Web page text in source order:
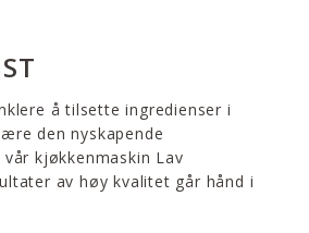
å tilsette ingredienser i
den nyskapende
kjøkkenmaskin Lav
av høy kvalitet går hånd i